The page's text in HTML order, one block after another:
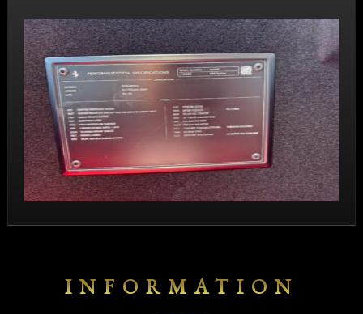
INFORMATION